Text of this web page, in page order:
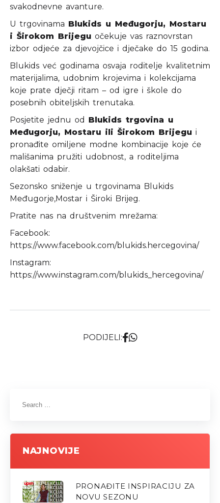
svakodnevne avanture.
U trgovinama Blukids u Međugorju, Mostaru
i Širokom Brijegu očekuje vas raznovrstan
izbor odjeće za djevojčice i dječake do 15 godina.
Blukids već godinama osvaja roditelje kvalitetnim
materijalima, udobnim krojevima i kolekcijama
koje prate dječji ritam – od igre i škole do
posebnih obiteljskih trenutaka.
Posjetite jednu od Blukids trgovina u
Međugorju, Mostaru ili Širokom Brijegu i
pronađite omiljene modne kombinacije koje će
mališanima pružiti udobnost, a roditeljima
olakšati odabir.
Sezonsko sniženje u trgovinama Blukids
Međugorje,Mostar i Široki Brijeg.
Pratite nas na društvenim mrežama:
Facebook:
https://www.facebook.com/blukids.hercegovina/
Instagram:
https://www.instagram.com/blukids_hercegovina/
PODIJELI:
NAJNOVIJE
PRONAĐITE INSPIRACIJU ZA
NOVU SEZONU